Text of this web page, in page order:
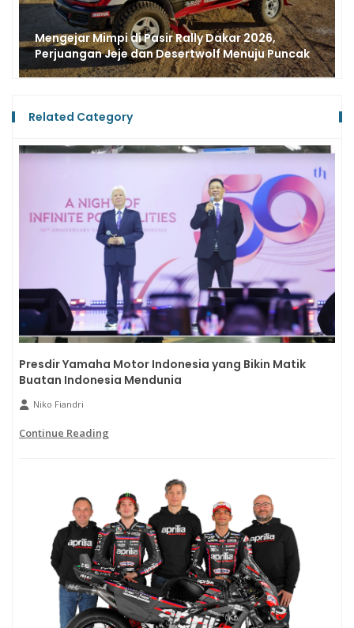
Intip Keseruan Burgman Fun Rally 2026, Ajang
Pererat Persaudaraan Pecinta Skutik Premium
Suzuki
Related Category
Presdir Yamaha Motor Indonesia yang Bikin Matik
Buatan Indonesia Mendunia
Niko Fiandri
Continue Reading